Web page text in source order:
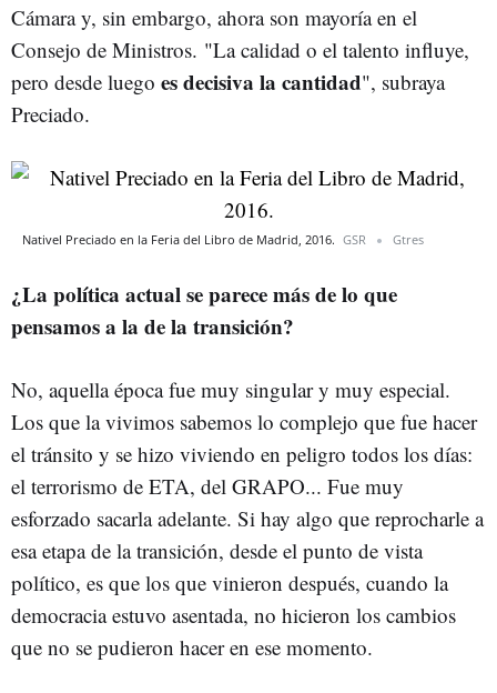
Cámara y, sin embargo, ahora son mayoría en el
Consejo de Ministros. "La calidad o el talento influye,
pero desde luego es decisiva la cantidad", subraya
Preciado.
Nativel Preciado en la Feria del Libro de Madrid, 2016. GSR Gtres
¿La política actual se parece más de lo que
pensamos a la de la transición?
No, aquella época fue muy singular y muy especial.
Los que la vivimos sabemos lo complejo que fue hacer
el tránsito y se hizo viviendo en peligro todos los días:
el terrorismo de ETA, del GRAPO... Fue muy
esforzado sacarla adelante. Si hay algo que reprocharle a
esa etapa de la transición, desde el punto de vista
político, es que los que vinieron después, cuando la
democracia estuvo asentada, no hicieron los cambios
que no se pudieron hacer en ese momento.